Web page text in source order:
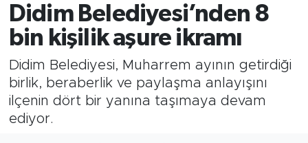
Didim Belediyesi’nden 8
bin kişilik aşure ikramı
Didim Belediyesi, Muharrem ayının getirdiği
birlik, beraberlik ve paylaşma anlayışını
ilçenin dört bir yanına taşımaya devam
ediyor.